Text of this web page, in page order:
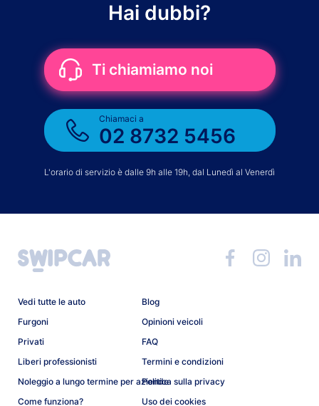
Hai dubbi?
Ti chiamiamo noi
Chiamaci a
02 8732 5456
L'orario di servizio è dalle 9h alle 19h, dal Lunedì al Venerdì
Vedi tutte le auto
Furgoni
Privati
Liberi professionisti
Noleggio a lungo termine per aziende
Come funziona?
Blog
Opinioni veicoli
FAQ
Termini e condizioni
Politica sulla privacy
Uso dei cookies